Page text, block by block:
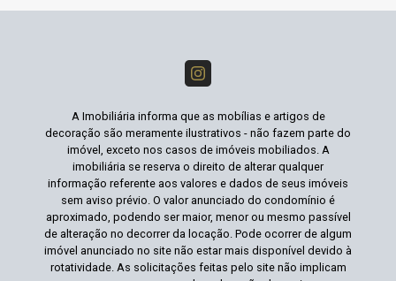
A Imobiliária informa que as mobílias e artigos de
decoração são meramente ilustrativos - não fazem parte do
imóvel, exceto nos casos de imóveis mobiliados. A
imobiliária se reserva o direito de alterar qualquer
informação referente aos valores e dados de seus imóveis
sem aviso prévio. O valor anunciado do condomínio é
aproximado, podendo ser maior, menor ou mesmo passível
de alteração no decorrer da locação. Pode ocorrer de algum
imóvel anunciado no site não estar mais disponível devido à
rotatividade. As solicitações feitas pelo site não implicam